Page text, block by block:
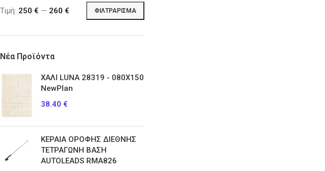
ΦΙΛΤΡΆΡΙΣΜΑ
Τιμή: 250 € — 260 €
Νέα Προϊόντα
ΧΑΛΙ LUNA 28319 - 080X150
NewPlan
38.40 €
ΚΕΡΑΙΑ ΟΡΟΦΗΣ ΔΙΕΘΝΗΣ
ΤΕΤΡΑΓΩΝΗ ΒΑΣΗ
AUTOLEADS RMA826